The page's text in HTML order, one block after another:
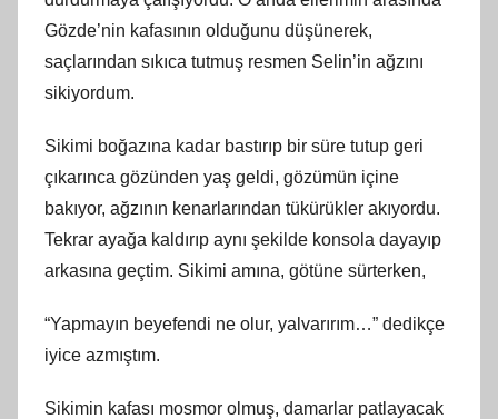
Gözde’nin kafasının olduğunu düşünerek,
saçlarından sıkıca tutmuş resmen Selin’in ağzını
sikiyordum.
Sikimi boğazına kadar bastırıp bir süre tutup geri
çıkarınca gözünden yaş geldi, gözümün içine
bakıyor, ağzının kenarlarından tükürükler akıyordu.
Tekrar ayağa kaldırıp aynı şekilde konsola dayayıp
arkasına geçtim. Sikimi amına, götüne sürterken,
“Yapmayın beyefendi ne olur, yalvarırım…” dedikçe
iyice azmıştım.
Sikimin kafası mosmor olmuş, damarlar patlayacak